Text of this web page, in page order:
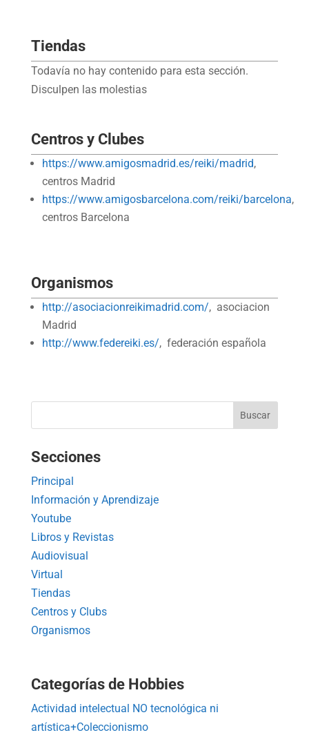
Tiendas
Todavía no hay contenido para esta sección.
Disculpen las molestias
Centros y Clubes
https://www.amigosmadrid.es/reiki/madrid,
centros Madrid
https://www.amigosbarcelona.com/reiki/barcelona,
centros Barcelona
Organismos
http://asociacionreikimadrid.com/, asociacion
Madrid
http://www.federeiki.es/, federación española
Secciones
Principal
Información y Aprendizaje
Youtube
Libros y Revistas
Audiovisual
Virtual
Tiendas
Centros y Clubs
Organismos
Categorías de Hobbies
Actividad intelectual NO tecnológica ni
artística+Coleccionismo